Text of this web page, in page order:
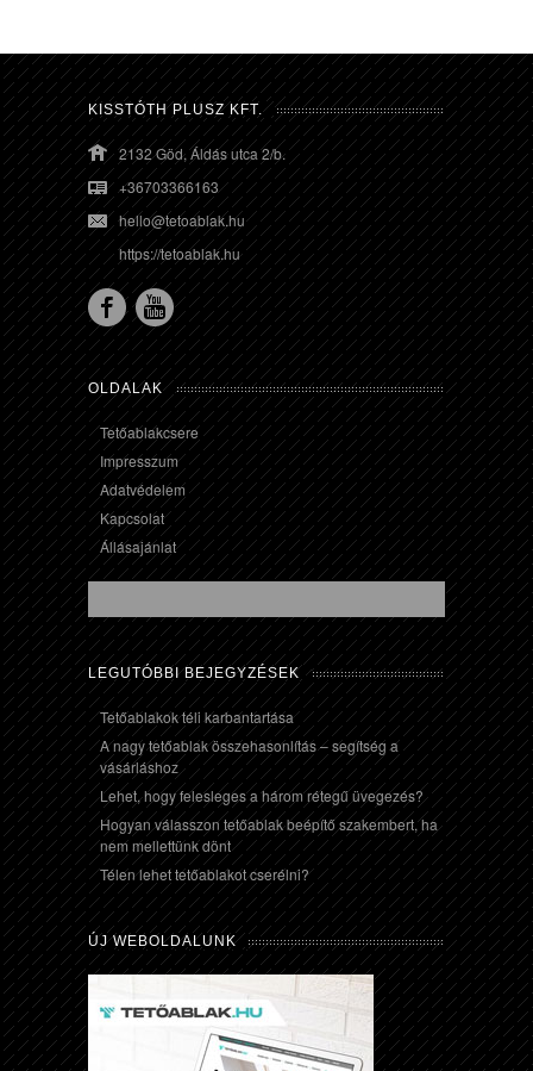
KISSTÓTH PLUSZ KFT.
2132 Göd, Áldás utca 2/b.
+36703366163
hello@tetoablak.hu
https://tetoablak.hu
OLDALAK
Tetőablakcsere
Impresszum
Adatvédelem
Kapcsolat
Állásajánlat
LEGUTÓBBI BEJEGYZÉSEK
Tetőablakok téli karbantartása
A nagy tetőablak összehasonlítás – segítség a
vásárláshoz
Lehet, hogy felesleges a három rétegű üvegezés?
Hogyan válasszon tetőablak beépítő szakembert, ha
nem mellettünk dönt
Télen lehet tetőablakot cserélni?
ÚJ WEBOLDALUNK